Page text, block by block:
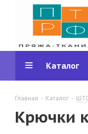
Каталог
Главная - Каталог -
Крючки